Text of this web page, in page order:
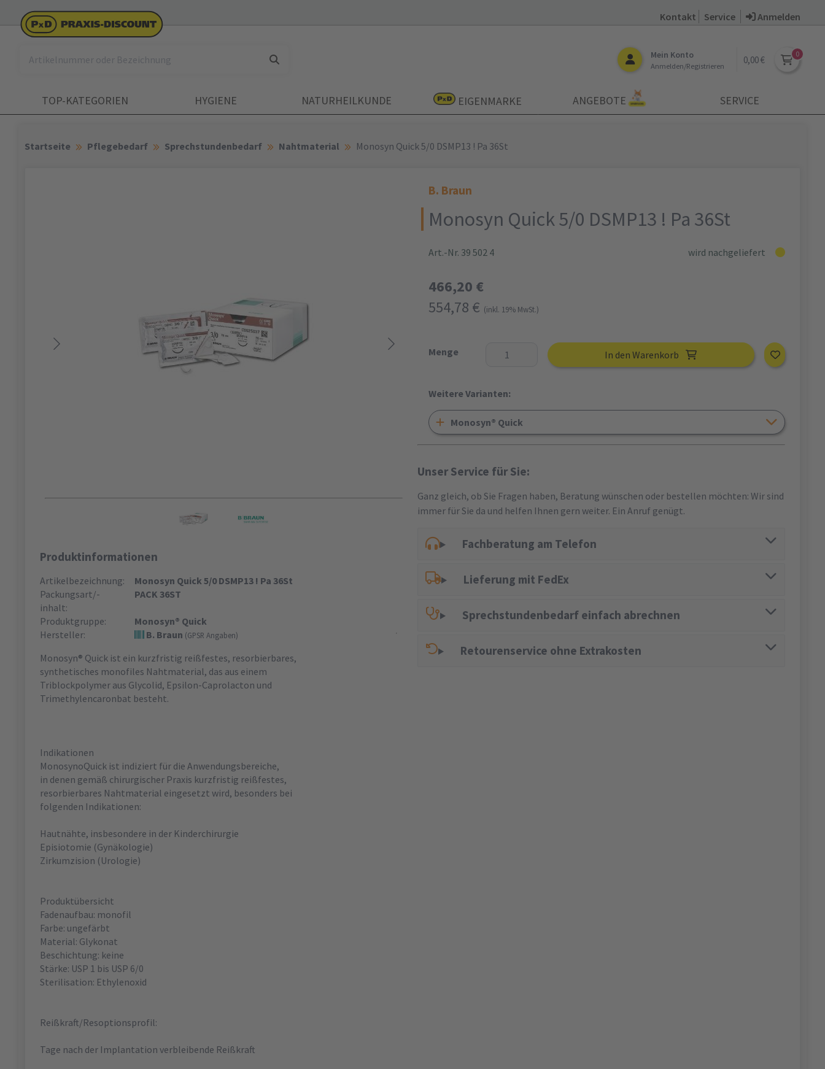
Kontakt Service Anmelden
Mein Konto
Anmelden/Registrieren
0,00 €
TOP-KATEGORIEN HYGIENE NATURHEILKUNDE EIGENMARKE ANGEBOTE SERVICE
Startseite Pflegebedarf Sprechstundenbedarf Nahtmaterial Monosyn Quick 5/0 DSMP13 ! Pa 36St
Produktinformationen
Artikelbezeichnung:
Monosyn Quick 5/0 DSMP13 ! Pa 36St
Packungsart/-
inhalt:
PACK 36ST
Produktgruppe:
Monosyn® Quick
Hersteller:
B. Braun (GPSR Angaben)
Monosyn® Quick ist ein kurzfristig reißfestes, resorbierbares,
synthetisches monofiles Nahtmaterial, das aus einem
Triblockpolymer aus Glycolid, Epsilon-Caprolacton und
Trimethylencaronbat besteht.
Indikationen
MonosynoQuick ist indiziert für die Anwendungsbereiche,
in denen gemäß chirurgischer Praxis kurzfristig reißfestes,
resorbierbares Nahtmaterial eingesetzt wird, besonders bei
folgenden Indikationen:
Hautnähte, insbesondere in der Kinderchirurgie
Episiotomie (Gynäkologie)
Zirkumzision (Urologie)
Produktübersicht
Fadenaufbau: monofil
Farbe: ungefärbt
Material: Glykonat
Beschichtung: keine
Stärke: USP 1 bis USP 6/0
Sterilisation: Ethylenoxid
Reißkraft/Resoptionsprofil:
Tage nach der Implantation verbleibende Reißkraft
B. Braun
Monosyn Quick 5/0 DSMP13 ! Pa 36St
Art.-Nr. 39 502 4 wird nachgeliefert
466,20 €
554,78 € (inkl. 19% MwSt.)
Menge In den Warenkorb
Weitere Varianten:
Monosyn® Quick
Unser Service für Sie:
Ganz gleich, ob Sie Fragen haben, Beratung wünschen oder bestellen möchten: Wir sind
immer für Sie da und helfen Ihnen gern weiter. Ein Anruf genügt.
Fachberatung am Telefon
Lieferung mit FedEx
Sprechstundenbedarf einfach abrechnen
Retourenservice ohne Extrakosten